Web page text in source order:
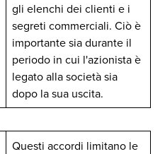
gli elenchi dei clienti e i
segreti commerciali. Ciò è
importante sia durante il
periodo in cui l'azionista è
legato alla società sia
dopo la sua uscita.
Questi accordi limitano le